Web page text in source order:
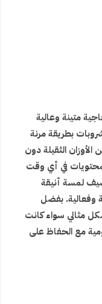
متينة وعالية
بطريقة مرنة
الثقيلة دون
في أي وقت
لمسة أنيقة
وفعالية. بفضل
مثالي سواء كانت
مع الحفاظ على